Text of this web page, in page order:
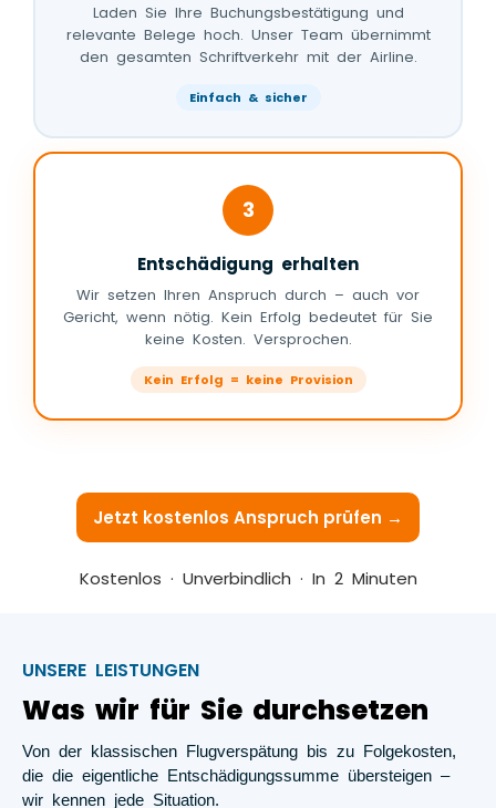
Laden Sie Ihre Buchungsbestätigung und
relevante Belege hoch. Unser Team übernimmt
den gesamten Schriftverkehr mit der Airline.
Einfach & sicher
3
Entschädigung erhalten
Wir setzen Ihren Anspruch durch – auch vor
Gericht, wenn nötig. Kein Erfolg bedeutet für Sie
keine Kosten. Versprochen.
Kein Erfolg = keine Provision
Jetzt kostenlos Anspruch prüfen →
Kostenlos · Unverbindlich · In 2 Minuten
UNSERE LEISTUNGEN
Was wir für Sie durchsetzen
Von der klassischen Flugverspätung bis zu Folgekosten,
die die eigentliche Entschädigungssumme übersteigen –
wir kennen jede Situation.